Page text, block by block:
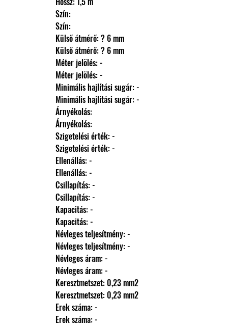
                Szín:
                Szín:
                Külső átmérő: ? 6 mm
                Külső átmérő: ? 6 mm
                Méter jelölés: -
                Méter jelölés: -
                Minimális hajlítási sugár: -
                Minimális hajlítási sugár: -
                Árnyékolás:
                Árnyékolás:
                Szigetelési érték: -
                Szigetelési érték: -
                Ellenállás: -
                Ellenállás: -
                Csillapítás: -
                Csillapítás: -
                Kapacitás: -
                Kapacitás: -
                Névleges teljesítmény: -
                Névleges teljesítmény: -
                Névleges áram: -
                Névleges áram: -
                Keresztmetszet: 0,23 mm2
                Keresztmetszet: 0,23 mm2
                Erek száma: -
                Erek száma: -